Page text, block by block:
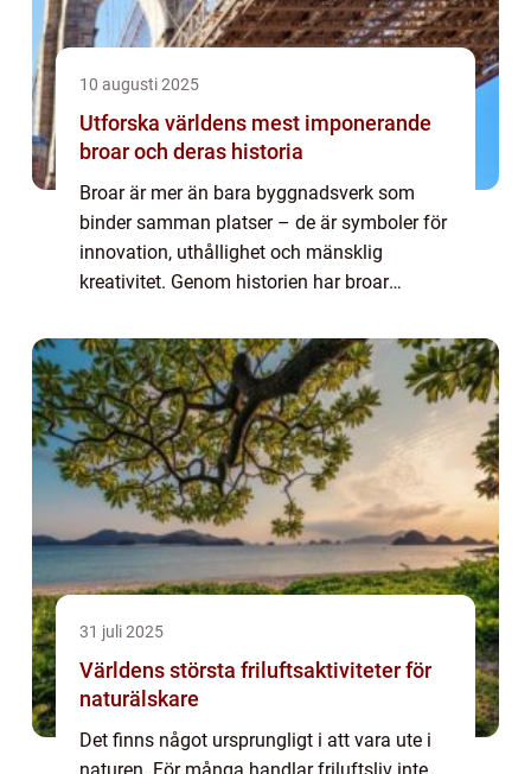
10 augusti 2025
Utforska världens mest imponerande
broar och deras historia
Broar är mer än bara byggnadsverk som
binder samman platser – de är symboler för
innovation, uthållighet och mänsklig
kreativitet. Genom historien har broar
teknik och ...
31 juli 2025
Världens största friluftsaktiviteter för
naturälskare
Det finns något ursprungligt i att vara ute i